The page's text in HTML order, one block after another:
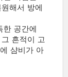
해서 방에
한 공간에
흔적이 고
샴비가 아